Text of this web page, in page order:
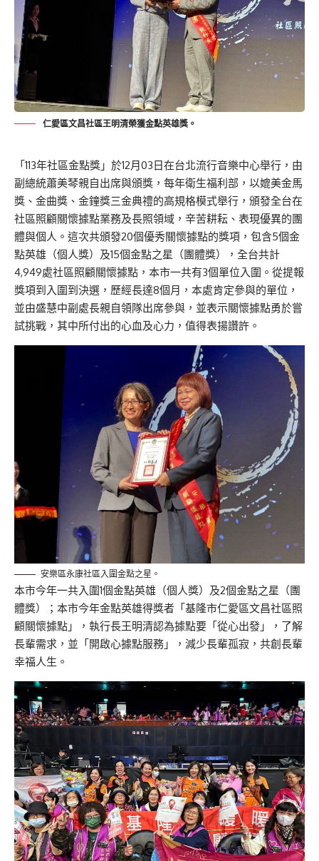
仁愛區文昌社區王明清榮獲金點英雄獎。
「113年社區金點獎」於12月03日在台北流行音樂中心舉行，由
副總統蕭美琴親自出席與頒獎，每年衛生福利部，以媲美金馬
獎、金曲獎、金鐘獎三金典禮的高規格模式舉行，頒發全台在
社區照顧關懷據點業務及長照領域，辛苦耕耘、表現優異的團
體與個人。這次共頒發20個優秀關懷據點的獎項，包含5個金
點英雄（個人獎）及15個金點之星（團體獎），全台共計
4,949處社區照顧關懷據點，本市一共有3個單位入圍。從提報
獎項到入圍到決選，歷經長達8個月，本處肯定參與的單位，
並由盛慧中副處長親自領隊出席參與，並表示關懷據點勇於嘗
試挑戰，其中所付出的心血及心力，值得表揚讚許。
安樂區永康社區入圍金點之星。
本市今年一共入圍1個金點英雄（個人獎）及2個金點之星（團
體獎）；本市今年金點英雄得獎者「基隆市仁愛區文昌社區照
顧關懷據點」，執行長王明清認為據點要「從心出發」，了解
長輩需求，並「開啟心據點服務」，減少長輩孤寂，共創長輩
幸福人生。